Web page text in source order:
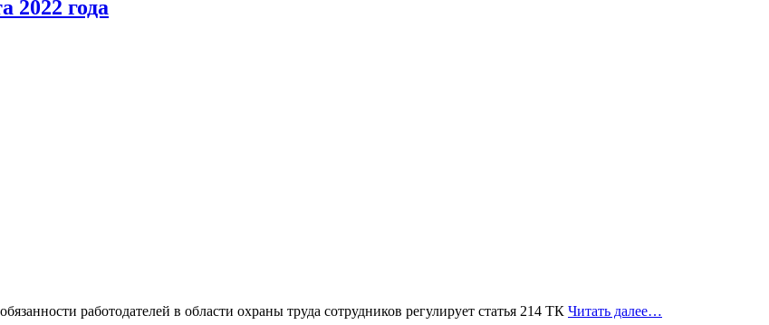
2022 года
работодателей в области охраны труда сотрудников регулирует статья 214 ТК Читать далее…